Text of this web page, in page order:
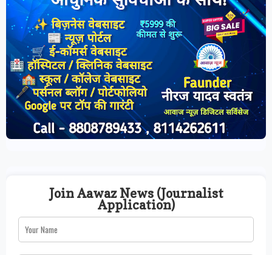
Join Aawaz News (Journalist
Application)